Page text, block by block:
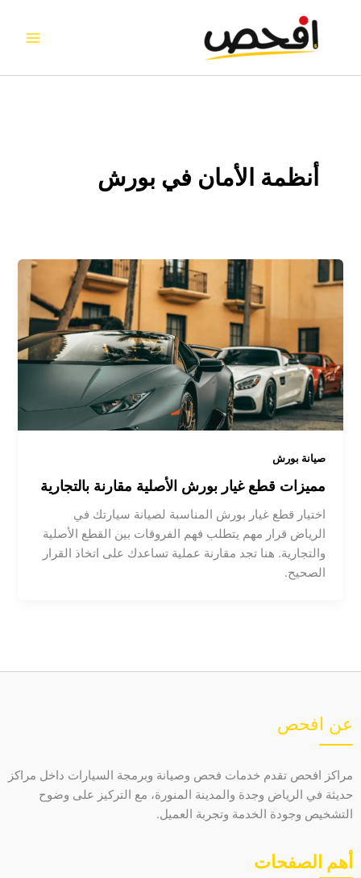
أنظمة الأمان في بورش
صيانة بورش
مميزات قطع غيار بورش الأصلية مقارنة بالتجارية
اختيار قطع غيار بورش المناسبة لصيانة سيارتك في
الرياض قرار مهم يتطلب فهم الفروقات بين القطع الأصلية
والتجارية. هنا تجد مقارنة عملية تساعدك على اتخاذ القرار
الصحيح.
عن افحص
مراكز افحص تقدم خدمات فحص وصيانة وبرمجة السيارات داخل مراكز
حديثة في الرياض وجدة والمدينة المنورة، مع التركيز على وضوح
التشخيص وجودة الخدمة وتجربة العميل.
أهم الصفحات